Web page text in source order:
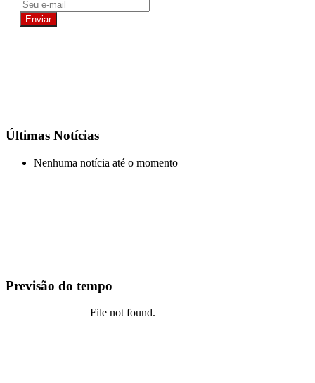
Últimas Notícias
Nenhuma notícia até o momento
Previsão do tempo